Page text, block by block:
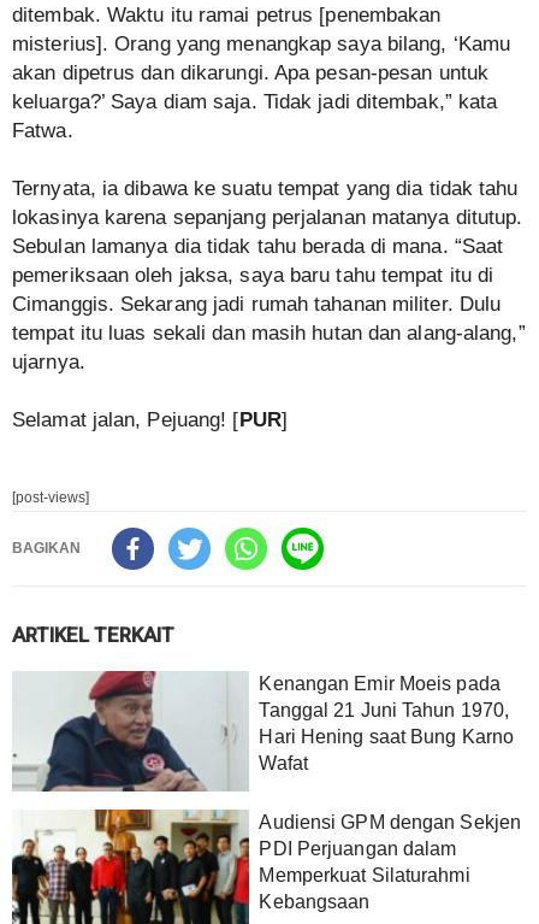
ditembak. Waktu itu ramai petrus [penembakan
misterius]. Orang yang menangkap saya bilang, ‘Kamu
akan dipetrus dan dikarungi. Apa pesan-pesan untuk
keluarga?’ Saya diam saja. Tidak jadi ditembak,” kata
Fatwa.
Ternyata, ia dibawa ke suatu tempat yang dia tidak tahu
lokasinya karena sepanjang perjalanan matanya ditutup.
Sebulan lamanya dia tidak tahu berada di mana. “Saat
pemeriksaan oleh jaksa, saya baru tahu tempat itu di
Cimanggis. Sekarang jadi rumah tahanan militer. Dulu
tempat itu luas sekali dan masih hutan dan alang-alang,”
ujarnya.
Selamat jalan, Pejuang! [PUR]
[post-views]
BAGIKAN
ARTIKEL TERKAIT
Kenangan Emir Moeis pada
Tanggal 21 Juni Tahun 1970,
Hari Hening saat Bung Karno
Wafat
Audiensi GPM dengan Sekjen
PDI Perjuangan dalam
Memperkuat Silaturahmi
Kebangsaan